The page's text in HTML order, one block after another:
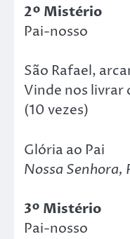
2º Mistério
Pai-nosso
São Rafael,
Vinde nos livrar
(10 vezes)
Glória ao Pai
Nossa Senhora,
3º Mistério
Pai-nosso